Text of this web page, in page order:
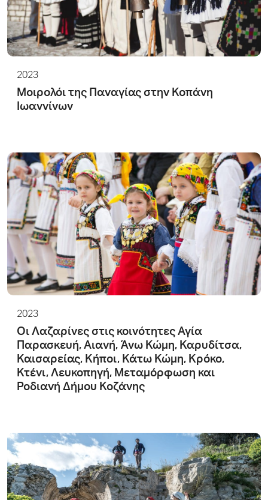
2023
Μοιρολόι της Παναγίας στην Κοπάνη
Ιωαννίνων
2023
Οι Λαζαρίνες στις κοινότητες Αγία
Παρασκευή, Αιανή, Άνω Κώμη, Καρυδίτσα,
Καισαρείας, Κήποι, Κάτω Κώμη, Κρόκο,
Κτένι, Λευκοπηγή, Μεταμόρφωση και
Ροδιανή Δήμου Κοζάνης